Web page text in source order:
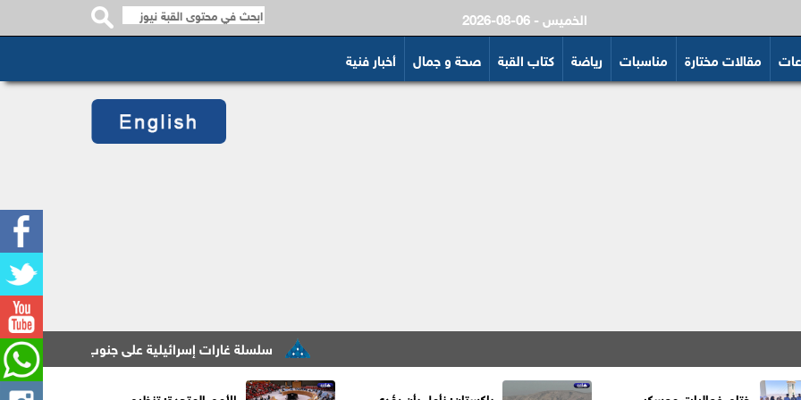
2026-08-06 - الخميس
مقالات مختارة مناسبات رياضة كتاب القبة صحة و جمال أخبار فنية
سلسلة غارات إسرائيلية على جنوب لبنان تزامنا مع